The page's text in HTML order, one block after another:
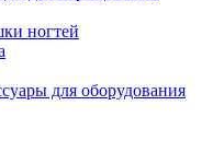
ногтей
для оборудования